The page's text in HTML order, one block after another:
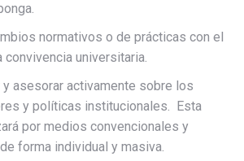
normativos o de prácticas con el
convivencia universitaria.
y asesorar activamente sobre los
y políticas institucionales. Esta
por medios convencionales y
forma individual y masiva.